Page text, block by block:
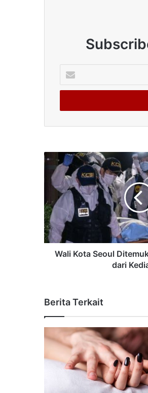
your
Email
Wali Kota Seoul
dari
Berita Terkait